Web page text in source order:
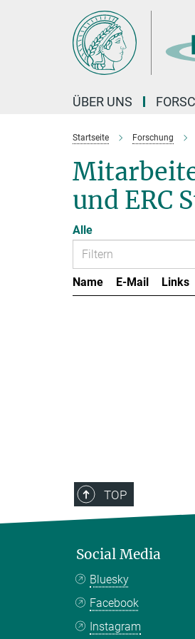
ÜBER UNS
Startseite Forschung
und ERC
Alle
Name E-Mail Links
TOP
Social Media
Bluesky
Facebook
Instagram